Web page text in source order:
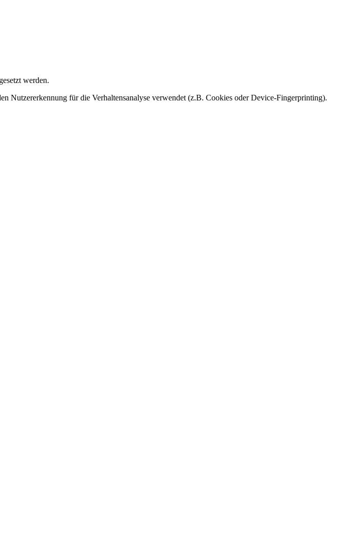
werden.
Nutzererkennung für die Verhaltensanalyse verwendet (z.B. Cookies oder Device-Fingerprinting).